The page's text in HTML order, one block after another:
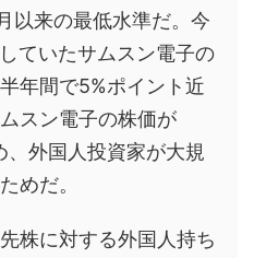
以来の最低水準だ。今
ていたサムスン電子の
年間で5%ポイント近
スン電子の株価が
、外国人投資家が大規
めだ。
株に対する外国人持ち